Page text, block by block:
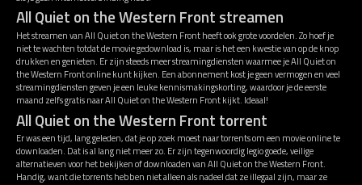
All Quiet on the Western Front streamen
Het streamen van All Quiet on the Western Front heeft ook grote voordelen. Zo hoef je
niet te wachten totdat de movie gedownload is, maar is het een kwestie van op de knop
drukken en genieten. Er zijn steeds meer streamingdiensten waarmee je All Quiet on
the Western Front online kunt kijken. Een abonnement kost je geen vermogen en veel
streamingdiensten geven je een leuke kennismakingskorting, waardoor je de eerste
maand zelfs gratis naar All Quiet on the Western Front kijkt. Ideaal!
All Quiet on the Western Front torrent
Er was een tijd, lang geleden, dat je op zoek moest naar torrents om een movie online te
downloaden. Dat is al lang niet meer zo. Er zijn tegenwoordig legio goede, veilige
alternatieven voor het bekijken of downloaden van All Quiet on the Western Front.
Handig, want die torrents hebben niet alleen als nadeel dat ze illegaal zijn, maar ze